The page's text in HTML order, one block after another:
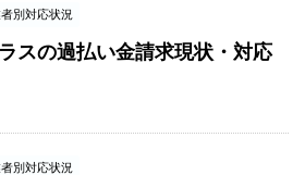
別対応状況
スの過払い金請求現状・対応
別対応状況